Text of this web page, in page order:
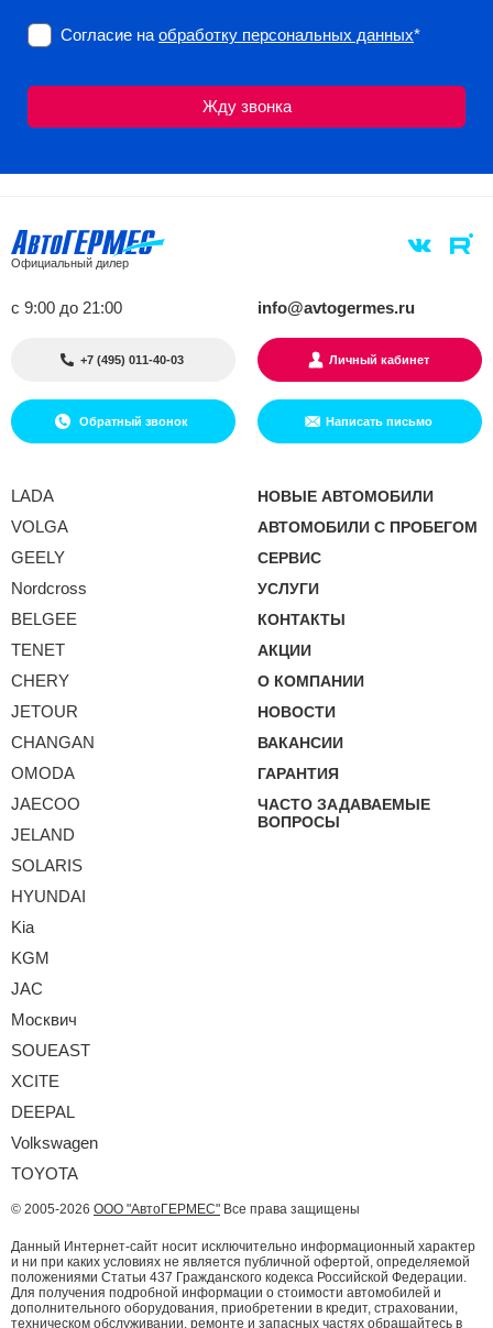
Согласие на обработку персональных данных*
Официальный дилер
с 9:00 до 21:00 info@avtogermes.ru
+7 (495) 011-40-03 Личный кабинет
Обратный звонок Написать письмо
LADA
VOLGA
GEELY
Nordcross
BELGEE
TENET
CHERY
JETOUR
CHANGAN
OMODA
JAECOO
JELAND
SOLARIS
HYUNDAI
Kia
KGM
JAC
Москвич
SOUEAST
XCITE
DEEPAL
Volkswagen
TOYOTA
НОВЫЕ АВТОМОБИЛИ
АВТОМОБИЛИ С ПРОБЕГОМ
СЕРВИС
УСЛУГИ
КОНТАКТЫ
АКЦИИ
О КОМПАНИИ
НОВОСТИ
ВАКАНСИИ
ГАРАНТИЯ
ЧАСТО ЗАДАВАЕМЫЕ
ВОПРОСЫ
© 2005-2026 ООО "АвтоГЕРМЕС" Все права защищены
Данный Интернет-сайт носит исключительно информационный характер
и ни при каких условиях не является публичной офертой, определяемой
положениями Статьи 437 Гражданского кодекса Российской Федерации.
Для получения подробной информации о стоимости автомобилей и
дополнительного оборудования, приобретении в кредит, страховании,
техническом обслуживании, ремонте и запасных частях обращайтесь в